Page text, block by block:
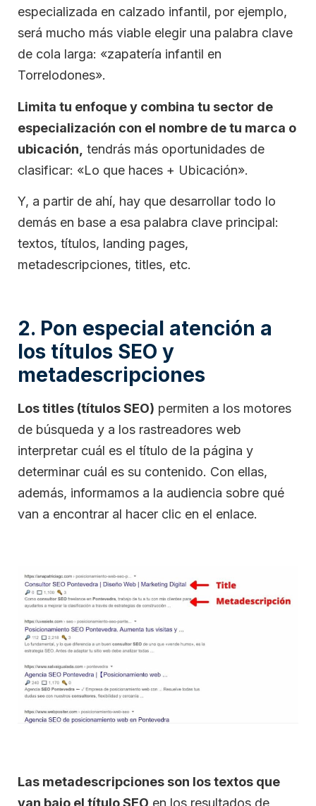
especializada en calzado infantil, por ejemplo,
será mucho más viable elegir una palabra clave
de cola larga: «zapatería infantil en
Torrelodones».
Limita tu enfoque y combina tu sector de
especialización con el nombre de tu marca o
ubicación, tendrás más oportunidades de
clasificar: «Lo que haces + Ubicación».
Y, a partir de ahí, hay que desarrollar todo lo
demás en base a esa palabra clave principal:
textos, títulos, landing pages,
metadescripciones, titles, etc.
2. Pon especial atención a
los títulos SEO y
metadescripciones
Los titles (títulos SEO) permiten a los motores
de búsqueda y a los rastreadores web
interpretar cuál es el título de la página y
determinar cuál es su contenido. Con ellas,
además, informamos a la audiencia sobre qué
van a encontrar al hacer clic en el enlace.
Las metadescripciones son los textos que
van bajo el título SEO en los resultados de